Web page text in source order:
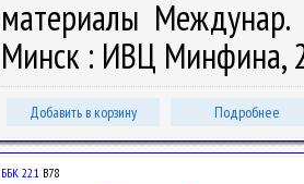
материалы
Минск : ИВЦ Минфина,
Добавить в корзину Подробнее
ББК 22.1 В78